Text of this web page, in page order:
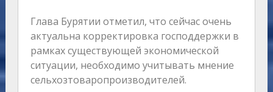
Глава Бурятии отметил, что сейчас очень
актуальна корректировка господдержки в
рамках существующей экономической
ситуации, необходимо учитывать мнение
сельхозтоваропроизводителей.